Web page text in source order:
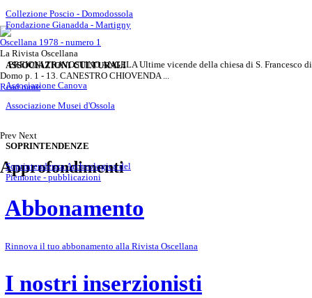
Collezione Poscio - Domodossola
Fondazione Gianadda - Martigny
ASSOCIAZIONI CULTURALI
Associazione Canova
Associazione Musei d'Ossola
SOPRINTENDENZE
Soprintendenza Archeologica del
Piemonte - pubblicazioni
Oscellana 1978 - numero 1
La Rivista Oscellana
PREIONI TRAVOSTINO ANGELA Ultime vicende della chiesa di S. Francesco di
Domo p. 1 - 13. CANESTRO CHIOVENDA ...
Read more
Prev Next
Approfondimenti
Abbonamento
Rinnova il tuo abbonamento alla Rivista Oscellana
I nostri inserzionisti